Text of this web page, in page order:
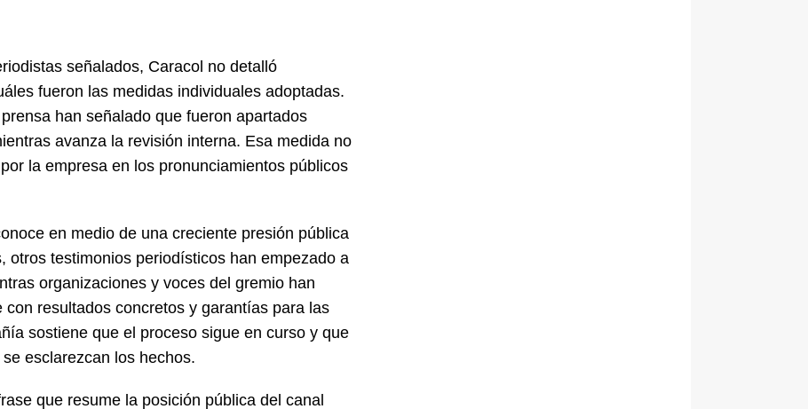
señalados, Caracol no detalló
fueron las medidas individuales adoptadas.
han señalado que fueron apartados
avanza la revisión interna. Esa medida no
la empresa en los pronunciamientos públicos
en medio de una creciente presión pública
otros testimonios periodísticos han empezado a
organizaciones y voces del gremio han
resultados concretos y garantías para las
sostiene que el proceso sigue en curso y que
esclarezcan los hechos.
que resume la posición pública del canal